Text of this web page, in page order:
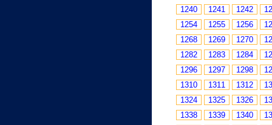
1240
1241 1242
1254
1255 1256
1268
1269 1270
1282
1283 1284
1296
1297 1298
1310
1311 1312
1324
1325 1326
1338
1339 1340